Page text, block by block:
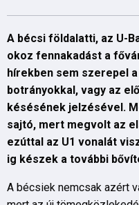
A bécsi földalatti, az U-
okoz fennakadást a
hírekben sem szerepel
botrányokkal, vagy az
késésének jelzésével.
sajtó, mert megvolt az
ezúttal az U1 vonalát
ig készek a további
A bécsiek nemcsak azért